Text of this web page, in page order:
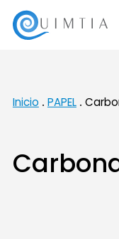
Inicio PAPEL